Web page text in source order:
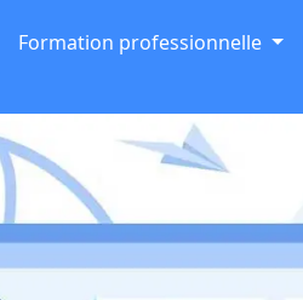
Formation professionnelle